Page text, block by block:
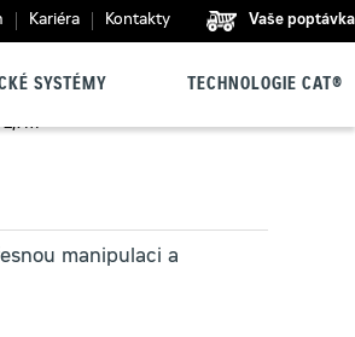
Kariéra Kontakty Vaše poptávka
SYSTÉMY TECHNOLOGIE CAT®
manipulaci a